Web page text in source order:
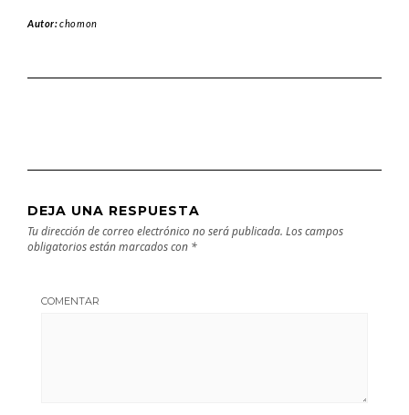
Autor:chomon
DEJA UNA RESPUESTA
Tu dirección de correo electrónico no será publicada. Los campos
obligatorios están marcados con *
COMENTAR